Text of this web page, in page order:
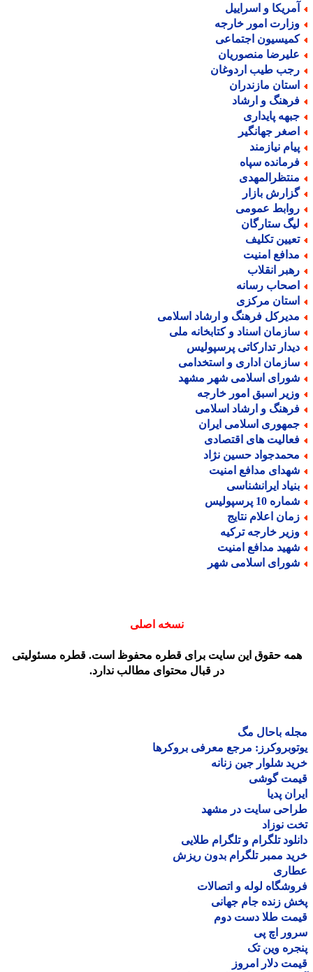
و اسراییل
امور خارجه
اجتماعی
منصوریان
طیب اردوغان
مازندران
و ارشاد
پایداری
جهانگیر
نیازمند
سپاه
بازار
عمومی
ستارگان
تکلیف
امنیت
انقلاب
رسانه
مرکزی
فرهنگ و ارشاد اسلامی
اسناد و کتابخانه ملی
تدارکاتی پرسپولیس
اداری و استخدامی
اسلامی شهر مشهد
اسبق امور خارجه
و ارشاد اسلامی
اسلامی ایران
های اقتصادی
حسین نژاد
مدافع امنیت
ایرانشناسی
10 پرسپولیس
اعلام نتایج
خارجه ترکیه
مدافع امنیت
اسلامی شهر
نسخه اصلی
حقوق این سایت برای قطره محفوظ است. قطره مسئولیتی
در قبال محتوای مطالب ندارد.
باحال مگ
مرجع معرفی بروکرها
شلوار جین زنانه
گوشی
پدیا
سایت در مشهد
نوزاد
تلگرام و تلگرام طلایی
ممبر تلگرام بدون ریزش
لوله و اتصالات
زنده جام جهانی
طلا دست دوم
اچ پی
وین تک
دلار امروز